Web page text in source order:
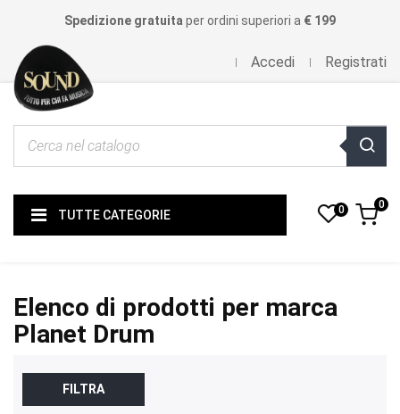
Spedizione gratuita per ordini superiori a € 199
Accedi Registrati
TUTTE CATEGORIE 0 0
Elenco di prodotti per marca
Planet Drum
FILTRA